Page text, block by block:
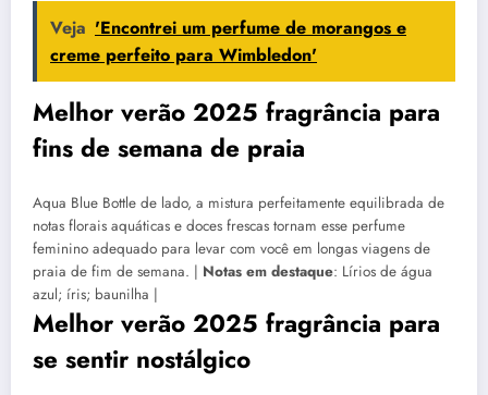
Veja 'Encontrei um perfume de morangos e
creme perfeito para Wimbledon'
Melhor verão 2025 fragrância para
fins de semana de praia
Aqua Blue Bottle de lado, a mistura perfeitamente equilibrada de
notas florais aquáticas e doces frescas tornam esse perfume
feminino adequado para levar com você em longas viagens de
praia de fim de semana. | Notas em destaque: Lírios de água
azul; íris; baunilha |
Melhor verão 2025 fragrância para
se sentir nostálgico